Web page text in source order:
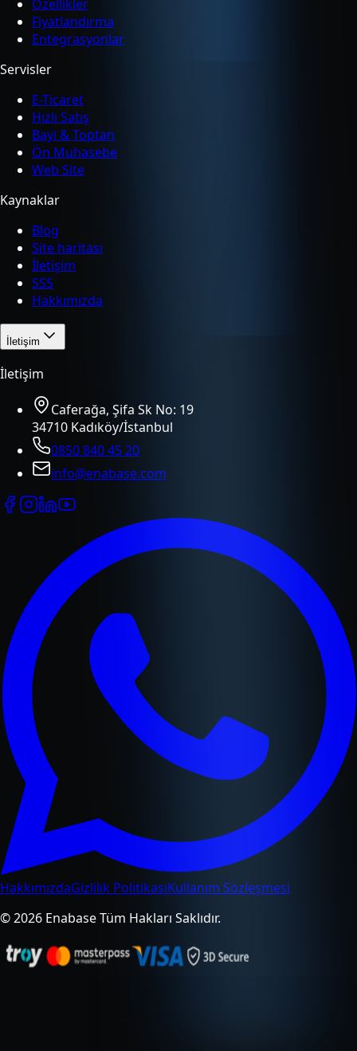
Özellikler
Fiyatlandırma
Entegrasyonlar
Servisler
E-Ticaret
Hızlı Satış
Bayi & Toptan
Ön Muhasebe
Web Site
Kaynaklar
Blog
Site haritası
İletişim
SSS
Hakkımızda
İletişim
İletişim
Caferağa, Şifa Sk No: 19
34710 Kadıköy/İstanbul
0850 840 45 20
info@enabase.com
HakkımızdaGizlilik PolitikasıKullanım Sözleşmesi
© 2026 Enabase Tüm Hakları Saklıdır.